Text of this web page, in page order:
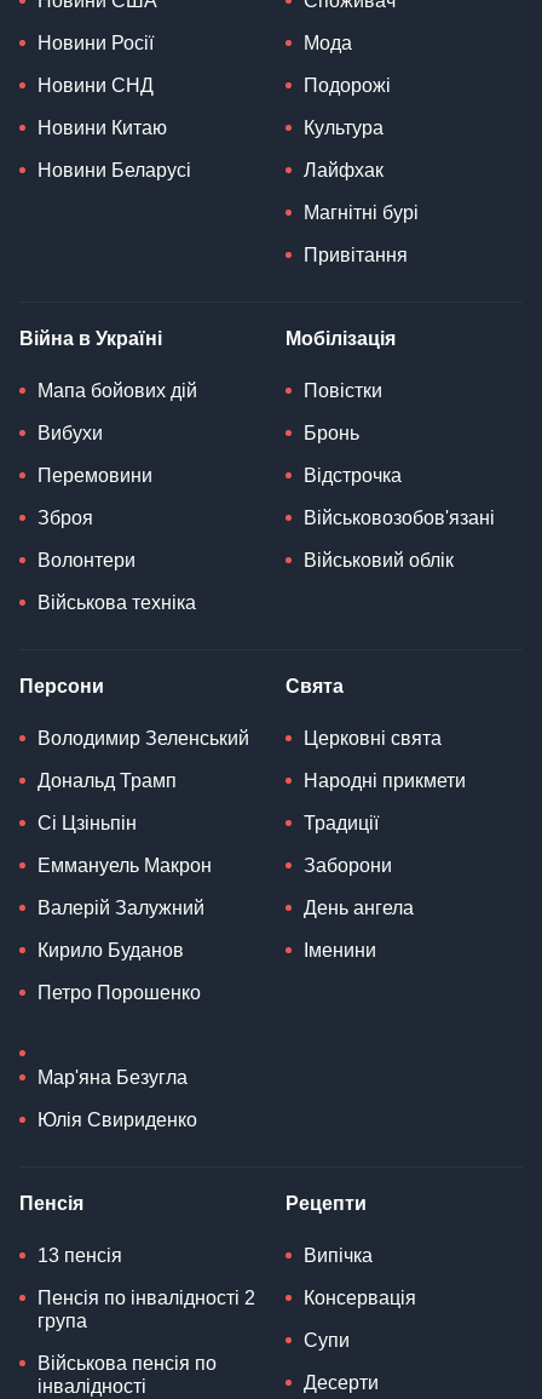
Новини Росії
Новини СНД
Новини Китаю
Новини Беларусі
Мода
Подорожі
Культура
Лайфхак
Магнітні бурі
Привітання
Війна в Україні
Мапа бойових дій
Вибухи
Перемовини
Зброя
Волонтери
Військова техніка
Мобілізація
Повістки
Бронь
Відстрочка
Військовозобов'язані
Військовий облік
Персони
Володимир Зеленський
Дональд Трамп
Сі Цзіньпін
Еммануель Макрон
Валерій Залужний
Кирило Буданов
Петро Порошенко
Мар'яна Безугла
Юлія Свириденко
Свята
Церковні свята
Народні прикмети
Традиції
Заборони
День ангела
Іменини
Пенсія
13 пенсія
Пенсія по інвалідності 2
група
Військова пенсія по
інвалідності
Рецепти
Випічка
Консервація
Супи
Десерти